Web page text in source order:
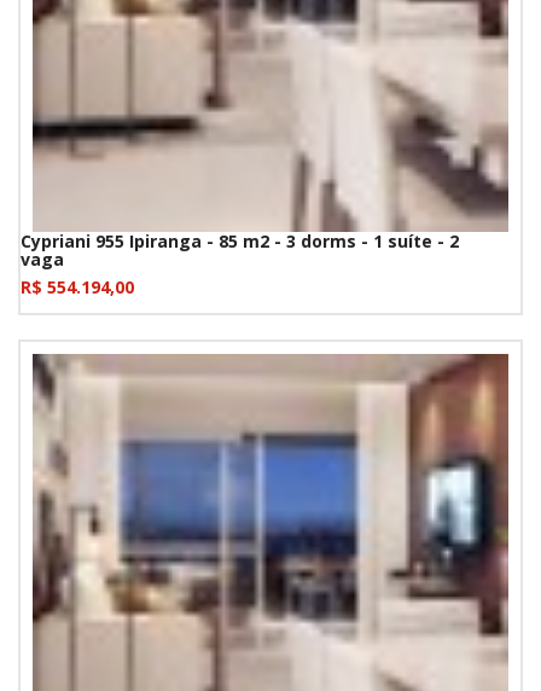
Cypriani 955 Ipiranga - 85 m2 - 3 dorms - 1 suíte - 2
vaga
R$ 554.194,00